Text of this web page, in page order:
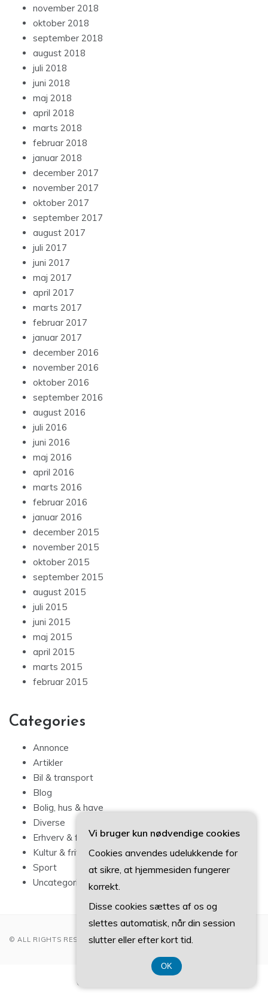
november 2018
oktober 2018
september 2018
august 2018
juli 2018
juni 2018
maj 2018
april 2018
marts 2018
februar 2018
januar 2018
december 2017
november 2017
oktober 2017
september 2017
august 2017
juli 2017
juni 2017
maj 2017
april 2017
marts 2017
februar 2017
januar 2017
december 2016
november 2016
oktober 2016
september 2016
august 2016
juli 2016
juni 2016
maj 2016
april 2016
marts 2016
februar 2016
januar 2016
december 2015
november 2015
oktober 2015
september 2015
august 2015
juli 2015
juni 2015
maj 2015
april 2015
marts 2015
februar 2015
Categories
Annonce
Artikler
Bil & transport
Blog
Bolig, hus & have
Diverse
Erhverv & forbrug
Kultur & fritid
Sport
Uncategorized
© ALL RIGHTS RESERVED 2022
CVR-Nummer 374 077 39
Vi bruger kun nødvendige cookies
Cookies anvendes udelukkende for
at sikre, at hjemmesiden fungerer
korrekt.
Disse cookies sættes af os og
slettes automatisk, når din session
slutter eller efter kort tid.
OK